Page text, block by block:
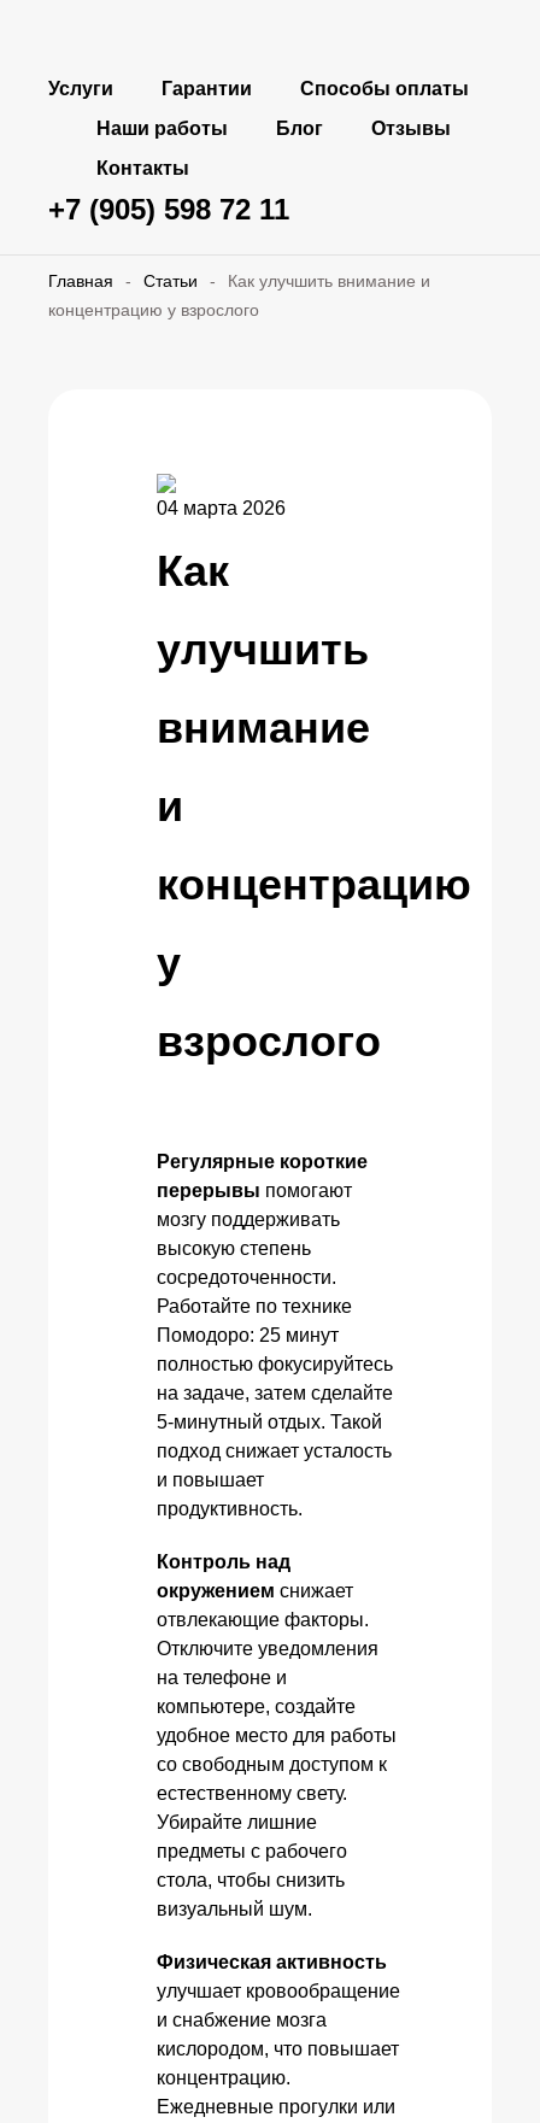
Услуги Гарантии
Способы оплаты
Наши работы
Блог
Отзывы
Контакты
+7 (905) 598 72 11
Главная - Статьи -
Как улучшить внимание и
концентрацию у взрослого
04 марта 2026
Как
улучшить
внимание
и
концентрацию
у
взрослого
Регулярные короткие
перерывы помогают
мозгу поддерживать
высокую степень
сосредоточенности.
Работайте по технике
Помодоро: 25 минут
полностью фокусируйтесь
на задаче, затем сделайте
5-минутный отдых. Такой
подход снижает усталость
и повышает
продуктивность.
Контроль над
окружением снижает
отвлекающие факторы.
Отключите уведомления
на телефоне и
компьютере, создайте
удобное место для работы
со свободным доступом к
естественному свету.
Убирайте лишние
предметы с рабочего
стола, чтобы снизить
визуальный шум.
Физическая активность
улучшает кровообращение
и снабжение мозга
кислородом, что повышает
концентрацию.
Ежедневные прогулки или